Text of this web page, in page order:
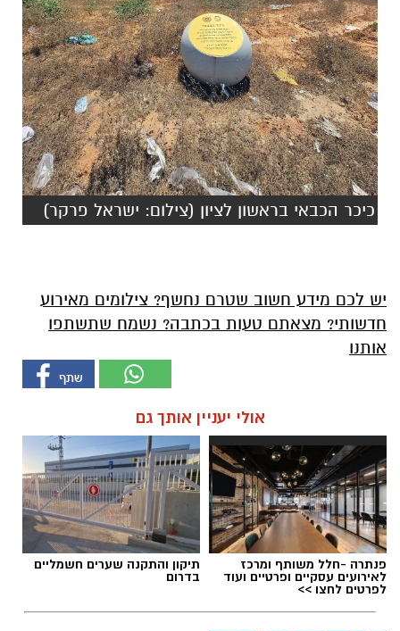
כיכר הכבאי בראשון לציון (צילום: ישראל פרקר)
יש לכם מידע חשוב שטרם נחשף? צילומים מאירוע
חדשותי? מצאתם טעות בכתבה? נשמח שתשתפו
אותנו
אולי יעניין אותך גם
פנתרה -חלל משותף ומרכז
לאירועים עסקיים ופרטיים ועוד
לפרטים לחצו >>
תיקון והתקנה שערים חשמליים
בדרום